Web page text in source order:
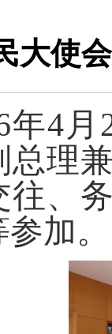
大使
年4
总理
往、
加。